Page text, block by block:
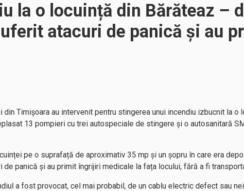
la o locuință din Bărăteaz –
atacuri de panică și au
din Timișoara au intervenit pentru stingerea unui incendiu izbucnit la o
13 pompieri cu trei autospeciale de stingere și o autosanitară
pe o suprafață de aproximativ 35 mp și un șopru în care era
de panică și au primit îngrijiri medicale la fața locului, fără a fi
a fost provocat, cel mai probabil, de un cablu electric defect sau